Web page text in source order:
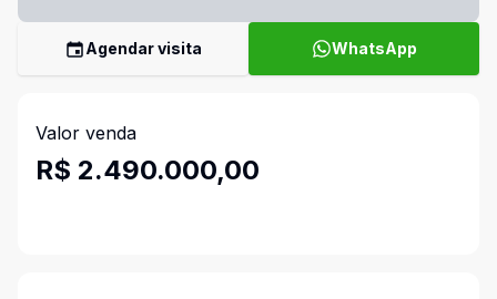
Agendar visita WhatsApp
Valor venda
R$ 2.490.000,00